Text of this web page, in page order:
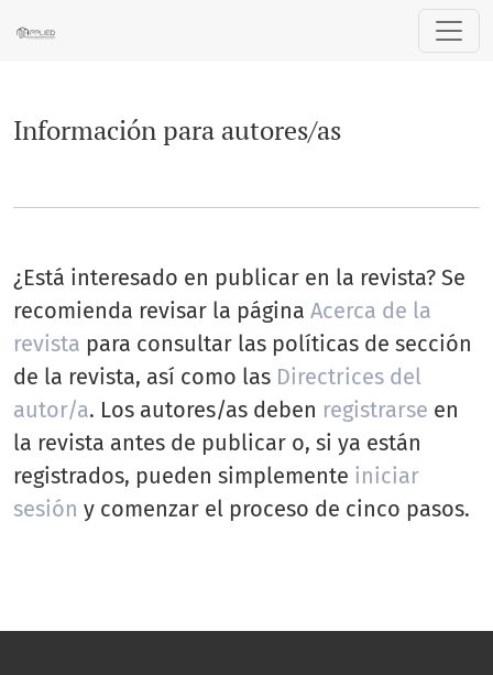
Información para autores/as
¿Está interesado en publicar en la revista? Se
recomienda revisar la página Acerca de la
revista para consultar las políticas de sección
de la revista, así como las Directrices del
autor/a. Los autores/as deben registrarse en
la revista antes de publicar o, si ya están
registrados, pueden simplemente iniciar
sesión y comenzar el proceso de cinco pasos.